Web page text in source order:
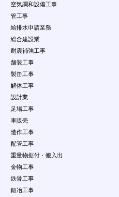
を棄損したり、不快
行為
員以外の自然人・
者の個人情報の収
本サービスの利用
に譲渡すること、
提供活動をするこ
提供等の行為）
意に第三者に公開
悪意ある行為をす
を妨げるおそれが
転送、サーバに負
続アクセス、ウィ
害プログラムをサ
三者に送信する行
空気調和設備工事
管工事
給排水申請業務
総合建設業
耐震補強工事
舗装工事
製缶工事
解体工事
設計業
足場工事
車販売
造作工事
配管工事
重量物据付・搬入出
金物工事
鉄骨工事
鍛冶工事